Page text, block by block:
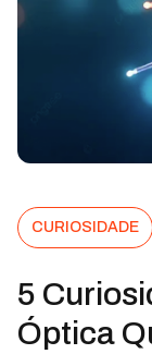
CURIOSIDADE
5
Óptica